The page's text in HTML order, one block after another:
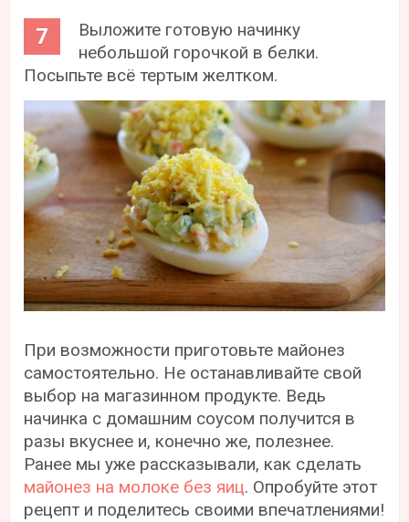
Выложите готовую начинку
небольшой горочкой в белки.
Посыпьте всё тертым желтком.
При возможности приготовьте майонез
самостоятельно. Не останавливайте свой
выбор на магазинном продукте. Ведь
начинка с домашним соусом получится в
разы вкуснее и, конечно же, полезнее.
Ранее мы уже рассказывали, как сделать
майонез на молоке без яиц. Опробуйте этот
рецепт и поделитесь своими впечатлениями!